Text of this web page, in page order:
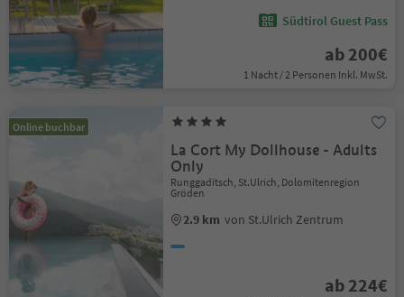
Südtirol Guest Pass
ab 200€
1 Nacht / 2 Personen Inkl. MwSt.
Online buchbar
La Cort My Dollhouse - Adults
Only
Runggaditsch, St.Ulrich, Dolomitenregion
Gröden
2.9 km von St.Ulrich Zentrum
ab 224€